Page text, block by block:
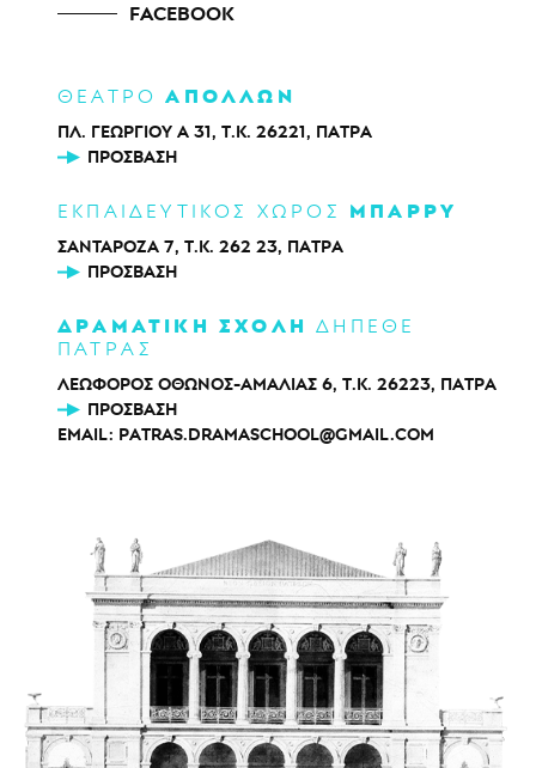
FACEBOOK
ΘΕΑΤΡΟΑΠΟΛΛΩΝ
ΠΛ. ΓΕΩΡΓΙΟΥ Α 31, Τ.Κ. 26221, ΠΑΤΡΑ
ΠΡΌΣΒΑΣΗ
ΕΚΠΑΙΔΕΥΤΙΚΟΣ ΧΩΡΟΣ ΜΠΑΡΡΥ
ΣΑΝΤΑΡΟΖΑ 7, Τ.Κ. 262 23, ΠΑΤΡΑ
ΠΡΌΣΒΑΣΗ
ΔΡΑΜΑΤΙΚΗ ΣΧΟΛΗ ΔΗΠΕΘΕ
ΠΑΤΡΑΣ
ΛΕΩΦΟΡΟΣ ΟΘΩΝΟΣ-ΑΜΑΛΙΑΣ 6, Τ.Κ. 26223, ΠΑΤΡΑ
ΠΡΌΣΒΑΣΗ
EMAIL: PATRAS.DRAMASCHOOL@GMAIL.COM